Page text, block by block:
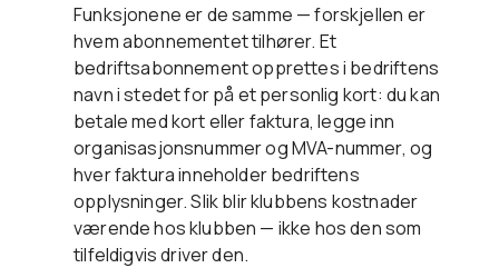
Funksjonene er de samme — forskjellen er
hvem abonnementet tilhører. Et
bedriftsabonnement opprettes i bedriftens
navn i stedet for på et personlig kort: du kan
betale med kort eller faktura, legge inn
organisasjonsnummer og MVA-nummer, og
hver faktura inneholder bedriftens
opplysninger. Slik blir klubbens kostnader
værende hos klubben — ikke hos den som
tilfeldigvis driver den.